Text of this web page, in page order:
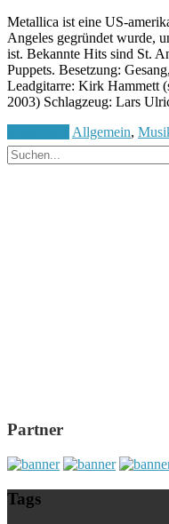
Metallica ist eine US-
Angeles gegründet wurde,
ist. Bekannte Hits sind St.
Puppets. Besetzung:
Leadgitarre: Kirk Hammett
2003) Schlagzeug: Lars
Allgemein,
Partner
Tags